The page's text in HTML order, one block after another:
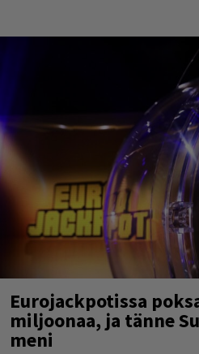
Eurojackpotissa
miljoonaa, ja tänne
meni